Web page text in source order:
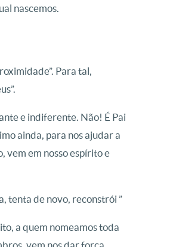
nascemos.
Para tal,
e indiferente. Não! É Pai
ainda, para nos ajudar a
vem em nosso espírito e
tenta de novo, reconstrói ”
a quem nomeamos toda